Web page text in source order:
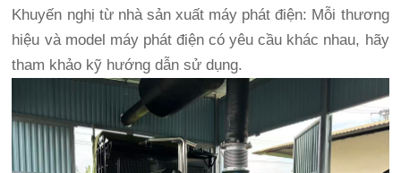
Khuyến nghị từ nhà sản xuất máy phát điện: Mỗi thương
hiệu và model máy phát điện có yêu cầu khác nhau, hãy
tham khảo kỹ hướng dẫn sử dụng.